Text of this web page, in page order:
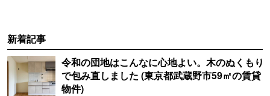
新着記事
令和の団地はこんなに心地よい。木のぬくもり
で包み直しました (東京都武蔵野市59㎡の賃貸
物件)